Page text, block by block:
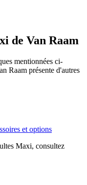
de Van Raam
mentionnées ci-
Raam présente d'autres
et options
Maxi, consultez